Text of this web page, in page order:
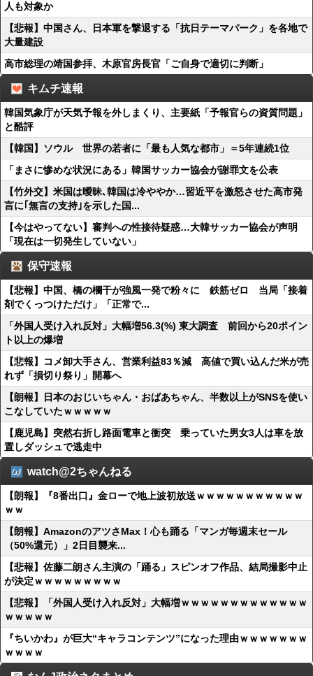
人も対象か
【悲報】中国さん、日本軍を撃退する「抗日テーマパーク」を各地で
大量建設
高市総理の靖国参拝、木原官房長官「ご自身で適切に判断」
キムチ速報
韓国気象庁が天気予報を外しまくり、主要紙「予報官らの資質問題」
と酷評
【韓国】ソウル 世界の若者に「最も人気な都市」＝5年連続1位
「まさに惨めな状況にある」韓国サッカー協会が謝罪文を公表
【竹外交】米国は曖昧､韓国は冷ややか…習近平を激怒させた高市発
言に｢無言の支持｣を示した国...
【今はやってない】審判への性接待疑惑…大韓サッカー協会が声明
「現在は一切発生していない」
保守速報
【悲報】中国、橋の欄干が強風一発で粉々に 鉄筋ゼロ 当局「接着
剤でくっつけただけ」「正常で...
「外国人受け入れ反対」大幅増56.3(%) 東大調査 前回から20ポイン
ト以上の爆増
【悲報】コメ卸大手さん、営業利益83％減 高値で買い込んだ米が売
れず「損切り祭り」開幕へ
【朗報】日本のおじいちゃん・おばあちゃん、半数以上がSNSを使い
こなしていたｗｗｗｗｗ
【鹿児島】突然右折し路面電車と衝突 乗っていた男女3人は車を放
置しダッシュで逃走中
watch@2ちゃんねる
【朗報】『8番出口』金ローで地上波初放送ｗｗｗｗｗｗｗｗｗｗｗ
ｗｗ
【朗報】AmazonのアツさMax！心も踊る「マンガ毎週末セール
（50%還元）」2日目襲来...
【悲報】佐藤二朗さん主演の「踊る」スピンオフ作品、結局撮影中止
が決定ｗｗｗｗｗｗｗｗｗ
【悲報】「外国人受け入れ反対」大幅増ｗｗｗｗｗｗｗｗｗｗｗｗｗ
ｗｗｗｗｗ
『ちいかわ』が巨大“キャラコンテンツ”になった理由ｗｗｗｗｗｗｗ
ｗｗｗｗ